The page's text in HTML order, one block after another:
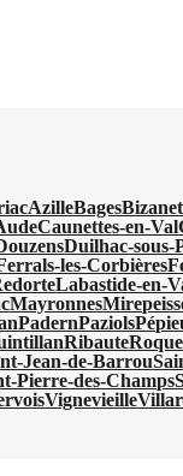
AzilleBagesBizanet
Caunettes-en-Val
Duilhac-sous-
les-Corbières
Labastide-en-
Mayronnes
PadernPaziols
Ribaute
Jean-de-Barrou
Pierre-des-Champs
Vignevieille